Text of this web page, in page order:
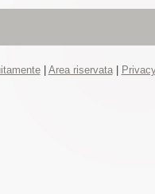
| Area riservata|